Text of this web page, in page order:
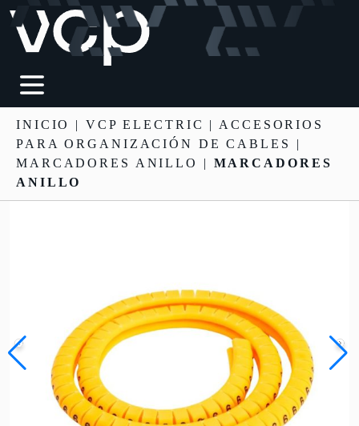
INICIO | VCP ELECTRIC | ACCESORIOS
PARA ORGANIZACIÓN DE CABLES
|
MARCADORES ANILLO | MARCADORES
ANILLO